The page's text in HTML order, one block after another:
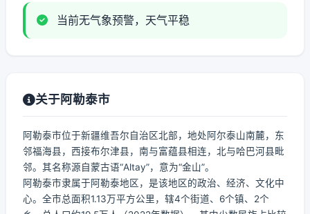
当前无气象预警，天气平稳
关于阿勒泰市
阿勒泰市位于新疆维吾尔自治区北部，地处阿尔泰山南麓，东
邻福海县，西接布尔津县，南与富蕴县相连，北与哈巴河县毗
邻。其名称源自蒙古语“Altay”，意为“金山”。
阿勒泰市隶属于阿勒泰地区，是该地区的政治、经济、文化中
心。全市总面积1.13万平方公里，辖4个街道、6个镇、2个